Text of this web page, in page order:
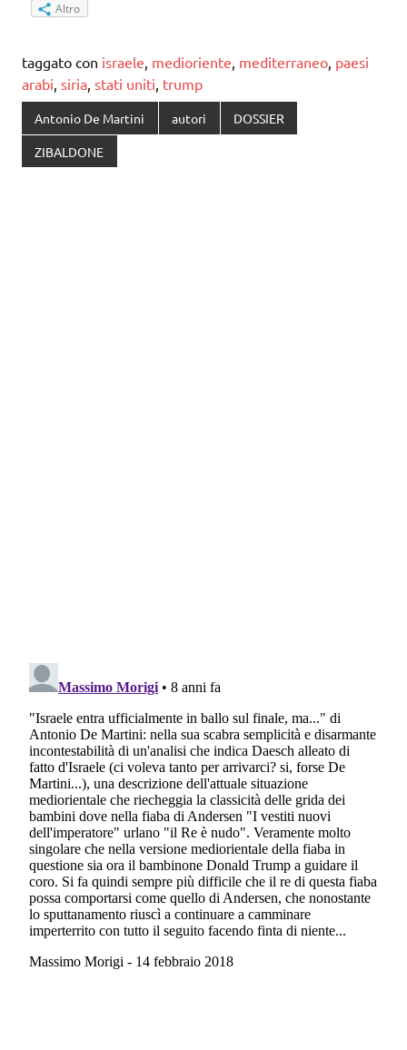
Altro
taggato con israele, medioriente, mediterraneo, paesi
arabi, siria, stati uniti, trump
Antonio De Martini autori DOSSIER
ZIBALDONE